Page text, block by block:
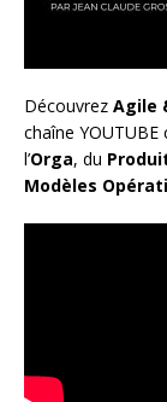
Découvrez Agile
chaîne
l’Orga, du
Modèles